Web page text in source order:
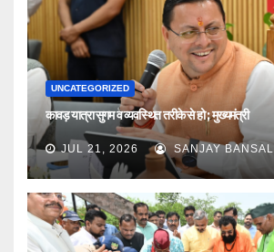
UNCATEGORIZED
कावड़ यात्रा सुगम व व्यवस्थित तरीके से हो ; मुख्यमंत्री
JUL 21, 2026 SANJAY BANSAL